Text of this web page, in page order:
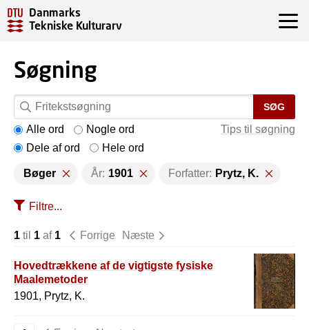
Danmarks
Tekniske Kulturarv
Søgning
SØG
Tips til søgning
Alle ord
Nogle ord
Dele af ord
Hele ord
Bøger År: 1901 Forfatter: Prytz, K.
Filtre...
1 til 1 af 1 Forrige Næste
Hovedtrækkene af de vigtigste fysiske
Maalemetoder
1901, Prytz, K.